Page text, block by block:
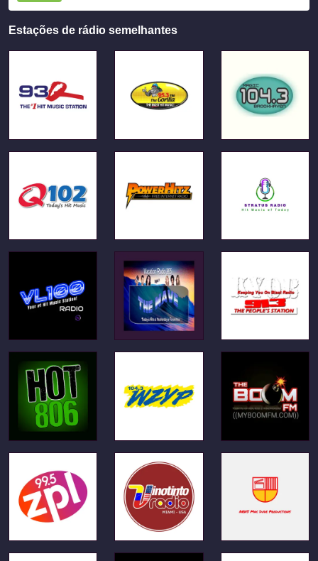
Estações de rádio semelhantes